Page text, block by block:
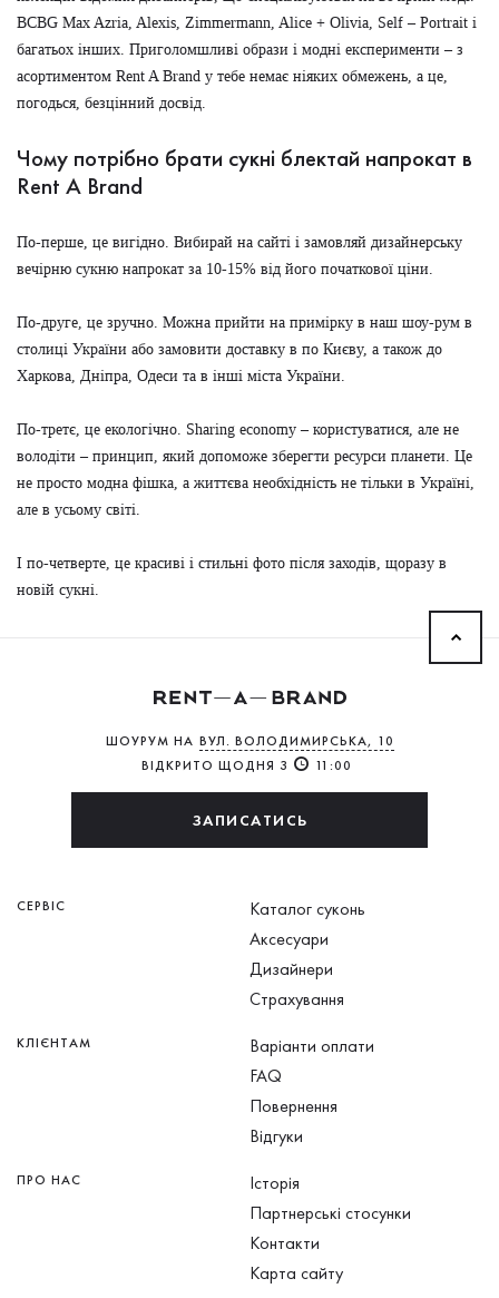
BCBG Max Azria, Alexis, Zimmermann, Alice + Olivia, Self – Portrait і
багатьох інших. Приголомшливі образи і модні експерименти – з
асортиментом Rent A Brand у тебе немає ніяких обмежень, а це,
погодься, безцінний досвід.
Чому потрібно брати сукні блектай напрокат в
Rent A Brand
По-перше, це вигідно. Вибирай на сайті і замовляй дизайнерську
вечірню сукню напрокат за 10-15% від його початкової ціни.
По-друге, це зручно. Можна прийти на примірку в наш шоу-рум в
столиці України або замовити доставку в по Києву, а також до
Харкова, Дніпра, Одеси та в інші міста України.
По-третє, це екологічно. Sharing economy – користуватися, але не
володіти – принцип, який допоможе зберегти ресурси планети. Це
не просто модна фішка, а життєва необхідність не тільки в Україні,
але в усьому світі.
І по-четверте, це красиві і стильні фото після заходів, щоразу в
новій сукні.
ШОУРУМ НА ВУЛ. ВОЛОДИМИРСЬКА, 10
ВІДКРИТО ЩОДНЯ З
11:00
ЗАПИСАТИСЬ
СЕРВІС
Каталог суконь
Аксесуари
Дизайнери
Страхування
КЛІЄНТАМ
Варіанти оплати
FAQ
Повернення
Відгуки
ПРО НАС
Історія
Партнерські стосунки
Контакти
Карта сайту